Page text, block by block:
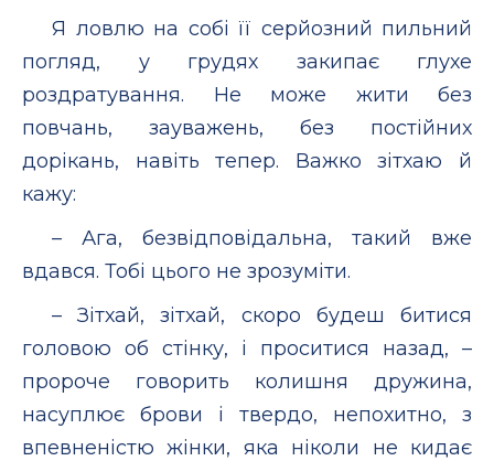
Я ловлю на собі її серйозний пильний
погляд, у грудях закипає глухе
роздратування. Не може жити без
повчань, зауважень, без постійних
дорікань, навіть тепер. Важко зітхаю й
кажу:
– Ага, безвідповідальна, такий вже
вдався. Тобі цього не зрозуміти.
– Зітхай, зітхай, скоро будеш битися
головою об стінку, і проситися назад, –
пророче говорить колишня дружина,
насуплює брови і твердо, непохитно, з
впевненістю жінки, яка ніколи не кидає